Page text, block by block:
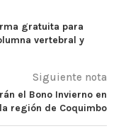
gratuita para
vertebral y
Siguiente nota
el Bono Invierno en
la región de Coquimbo